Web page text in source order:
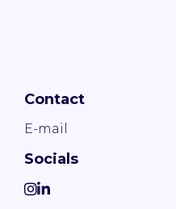
Contact
E-mail
Socials